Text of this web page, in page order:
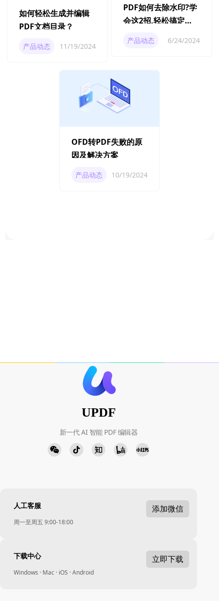
如何轻松生成并编辑
PDF文档目录？
产品动态 11/19/2024
PDF如何去除水印?学
会这2招,轻松搞定
产品动态 6/24/2024
OFD转PDF失败的原
因及解决方案
产品动态 10/19/2024
UPDF
新一代 AI 智能 PDF 编辑器
人工客服
周一至周五 9:00-18:00
添加微信
下载中心
Windows · Mac · iOS · Android
立即下载